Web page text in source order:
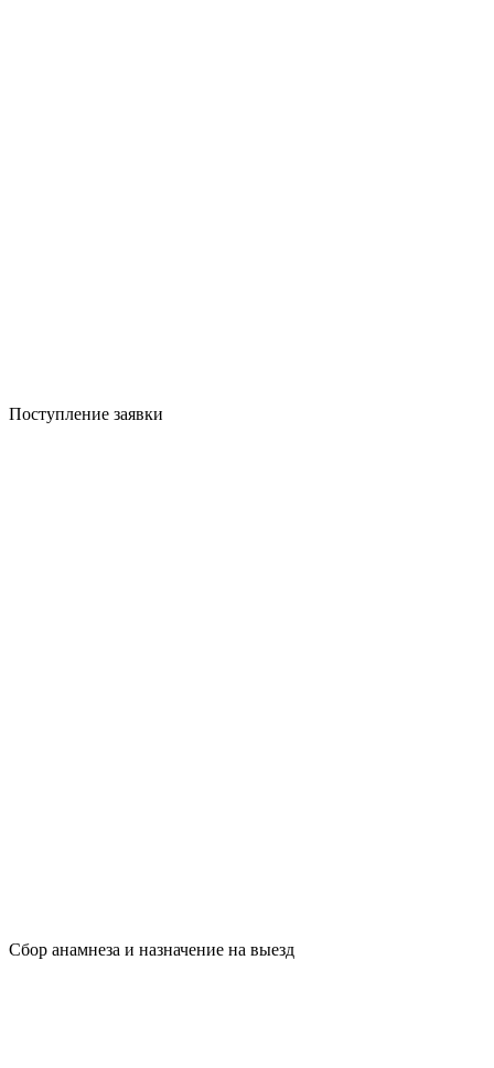
Поступление заявки
Сбор анамнеза и назначение на выезд